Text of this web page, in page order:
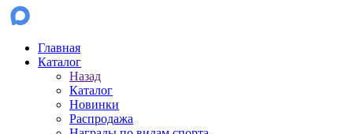
Главная
Каталог
Назад
Каталог
Новинки
Распродажа